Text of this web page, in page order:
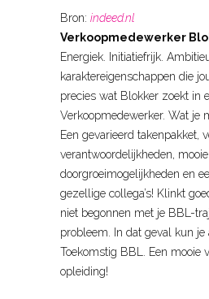
Bron: indeed.nl
Verkoopmedewerker
Energiek. Initiatiefrijk.
karaktereigenschappen die
precies wat Blokker zoekt in
Verkoopmedewerker. Wat je
Een gevarieerd takenpakket,
verantwoordelijkheden, mooie
doorgroeimogelijkheden en
gezellige collega’s! Klinkt
niet begonnen met je BBL-
probleem. In dat geval kun je
Toekomstig BBL. Een mooie
opleiding!